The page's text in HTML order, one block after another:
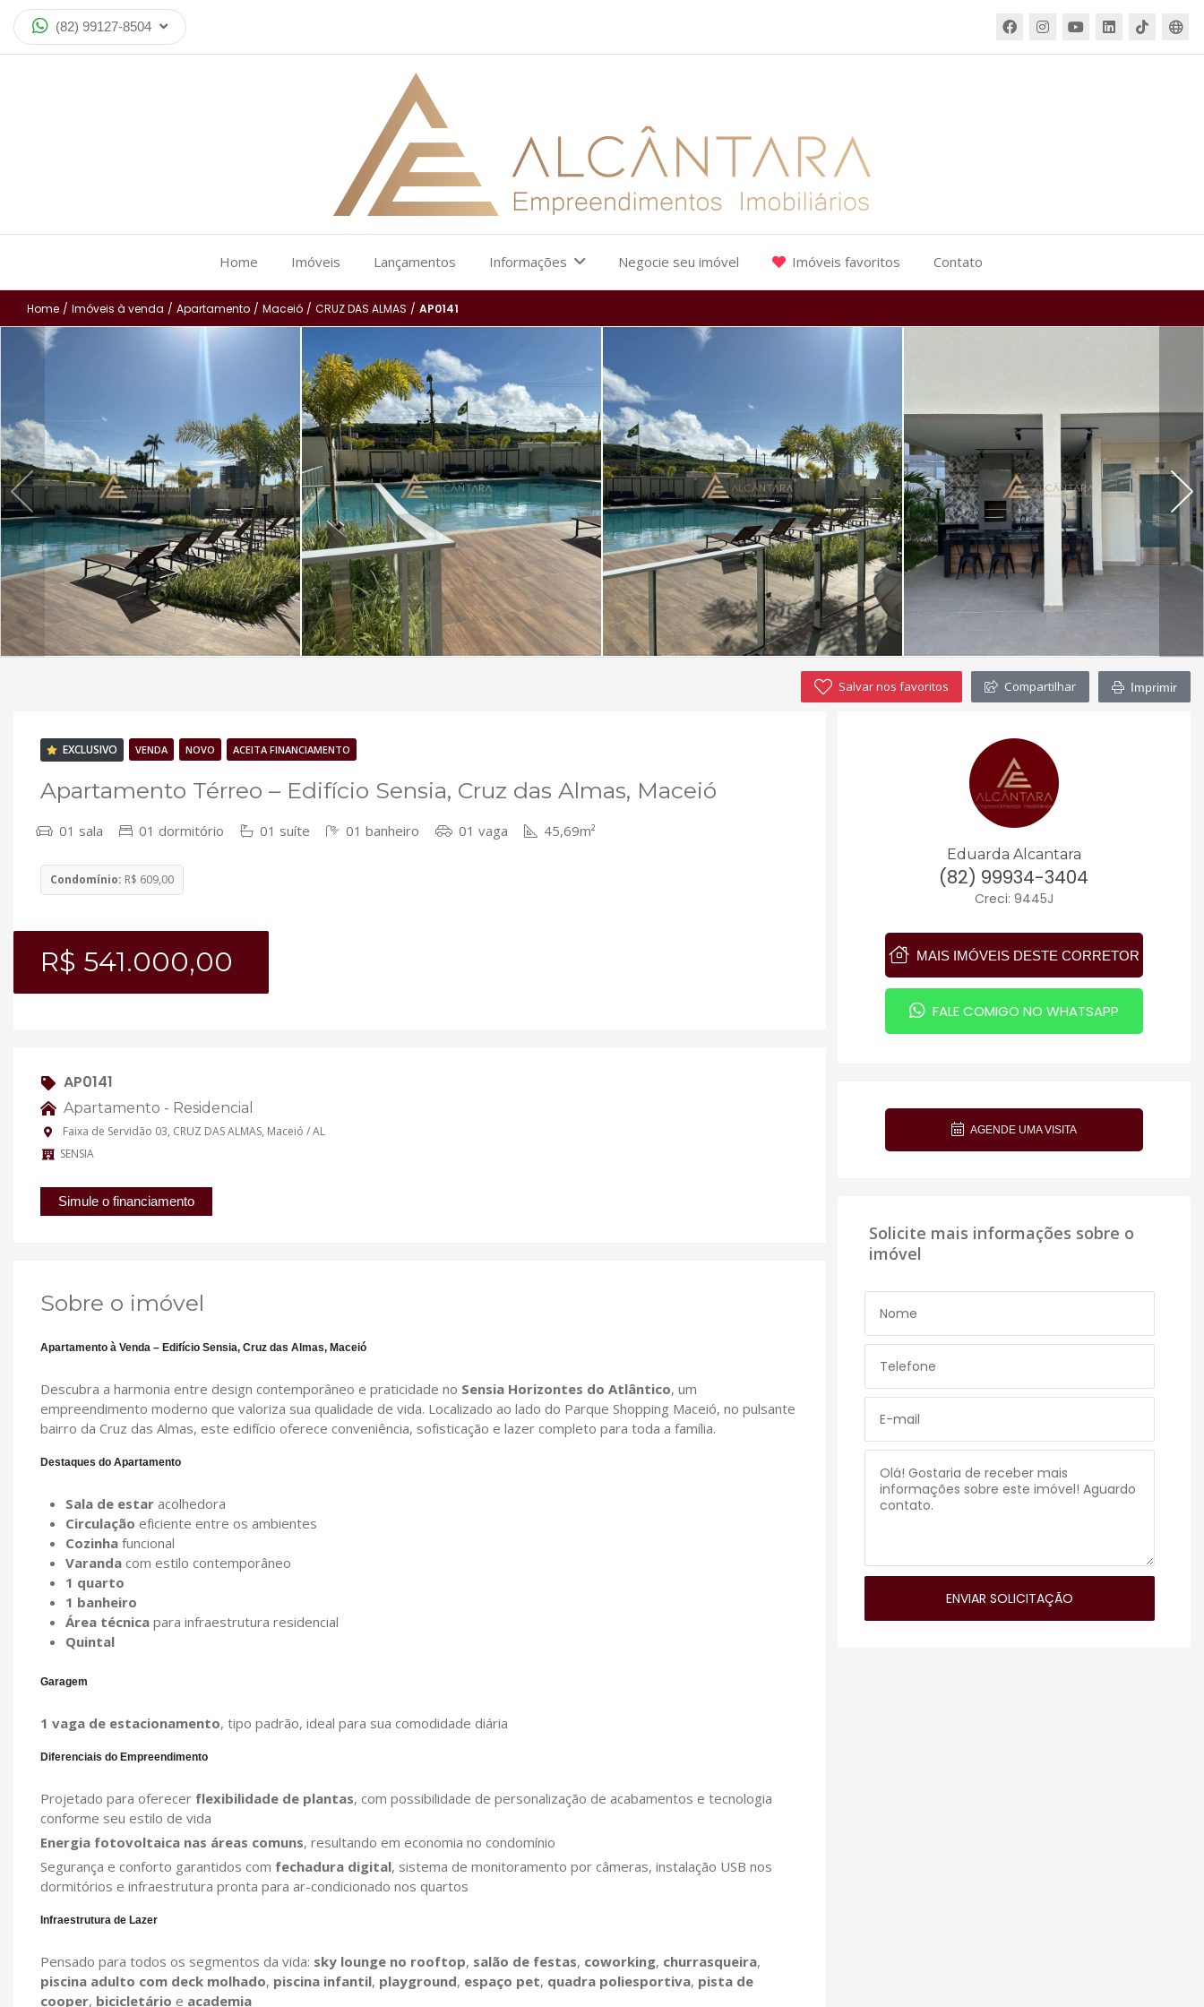
(82) 99127-8504
Home Imóveis Lançamentos Informações Negocie seu imóvel Imóveis favoritos Contato
Home / Imóveis à venda / Apartamento / Maceió / CRUZ DAS ALMAS / AP0141
Salvar nos favoritos Compartilhar Imprimir
EXCLUSIVO VENDA NOVO ACEITA FINANCIAMENTO
Apartamento Térreo – Edifício Sensia, Cruz das Almas, Maceió
01 sala 01 dormitório 01 suíte 01 banheiro 01 vaga 45,69m²
Condomínio: R$ 609,00
R$ 541.000,00
AP0141
Apartamento - Residencial
Faixa de Servidão 03, CRUZ DAS ALMAS, Maceió / AL
SENSIA
Simule o financiamento
Sobre o imóvel
Apartamento à Venda – Edifício Sensia, Cruz das Almas, Maceió
Descubra a harmonia entre design contemporâneo e praticidade no Sensia Horizontes do Atlântico, um
empreendimento moderno que valoriza sua qualidade de vida. Localizado ao lado do Parque Shopping Maceió, no pulsante
bairro da Cruz das Almas, este edifício oferece conveniência, sofisticação e lazer completo para toda a família.
Destaques do Apartamento
Sala de estaracolhedora
Circulação eficiente entre os ambientes
Cozinhafuncional
Varandacom estilo contemporâneo
1 quarto
1 banheiro
Área técnicapara infraestrutura residencial
Quintal
Garagem
1 vaga de estacionamento, tipo padrão, ideal para sua comodidade diária
Diferenciais do Empreendimento
Projetado para oferecer flexibilidade de plantas, com possibilidade de personalização de acabamentos e tecnologia
conforme seu estilo de vida
Energia fotovoltaica nas áreas comuns, resultando em economia no condomínio
Segurança e conforto garantidos com fechadura digital, sistema de monitoramento por câmeras, instalação USB nos
dormitórios e infraestrutura pronta para ar-condicionado nos quartos
Infraestrutura de Lazer
Pensado para todos os segmentos da vida: sky lounge no rooftop, salão de festas, coworking, churrasqueira,
piscina adulto com deck molhado, piscina infantil, playground, espaço pet, quadra poliesportiva, pista de
cooper, bicicletário e academia
Eduarda Alcantara
(82) 99934-3404
Creci: 9445J
MAIS IMÓVEIS DESTE CORRETOR
FALE COMIGO NO WHATSAPP
AGENDE UMA VISITA
Solicite mais informações sobre o
imóvel